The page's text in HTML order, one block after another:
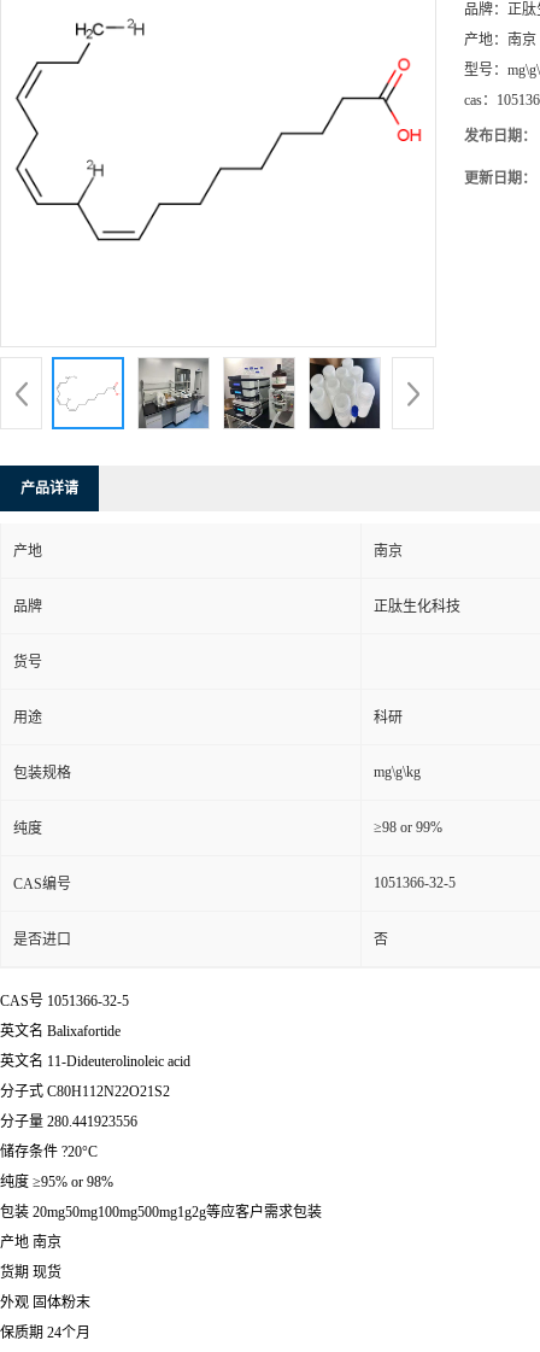
品牌： 正肽
产地： 南京
型号：
cas：
发布日期：
更新日期：
产品详请
产地 南京
品牌 正肽生化科技
货号
用途 科研
包装规格 mg\g\kg
纯度 ≥98 or 99%
CAS编号 1051366-32-5
是否进口 否
CAS号 1051366-32-5
英文名 Balixafortide
英文名 11-Dideuterolinoleic acid
分子式 C80H112N22O21S2
分子量 280.441923556
储存条件 ?20°C
纯度 ≥95% or 98%
包装 20mg50mg100mg500mg1g2g等应客户需求包装
产地 南京
货期 现货
外观 固体粉末
保质期 24个月